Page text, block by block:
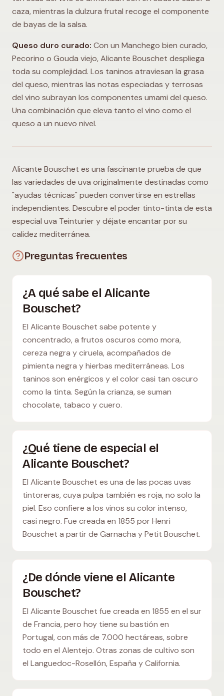
caza, mientras la dulzura frutal recoge el componente
de bayas de la salsa.
Queso duro curado: Con un Manchego bien curado,
Pecorino o Gouda viejo, Alicante Bouschet despliega
toda su complejidad. Los taninos atraviesan la grasa
del queso, mientras las notas especiadas y terrosas
del vino subrayan los componentes umami del queso.
Una combinación que eleva tanto el vino como el
queso a un nuevo nivel.
Alicante Bouschet es una fascinante prueba de que
las variedades de uva originalmente destinadas como
"ayudas técnicas" pueden convertirse en estrellas
independientes. Descubre el poder tinto-tinta de esta
especial uva Teinturier y déjate encantar por su
calidez mediterránea.
Preguntas frecuentes
¿A qué sabe el Alicante
Bouschet?
El Alicante Bouschet sabe potente y
concentrado, a frutos oscuros como mora,
cereza negra y ciruela, acompañados de
pimienta negra y hierbas mediterráneas. Los
taninos son enérgicos y el color casi tan oscuro
como la tinta. Según la crianza, se suman
chocolate, tabaco y cuero.
¿Qué tiene de especial el
Alicante Bouschet?
El Alicante Bouschet es una de las pocas uvas
tintoreras, cuya pulpa también es roja, no solo la
piel. Eso confiere a los vinos su color intenso,
casi negro. Fue creada en 1855 por Henri
Bouschet a partir de Garnacha y Petit Bouschet.
¿De dónde viene el Alicante
Bouschet?
El Alicante Bouschet fue creada en 1855 en el sur
de Francia, pero hoy tiene su bastión en
Portugal, con más de 7.000 hectáreas, sobre
todo en el Alentejo. Otras zonas de cultivo son
el Languedoc-Rosellón, España y California.